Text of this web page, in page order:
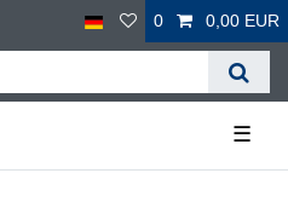
0 0,00 EUR
☰